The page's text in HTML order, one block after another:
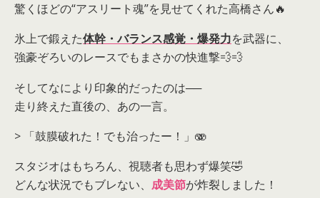
驚くほどの“アスリート魂”を見せてくれた高橋さん🔥
氷上で鍛えた体幹・バランス感覚・爆発力を武器に、
強豪ぞろいのレースでもまさかの快進撃💨💨
そしてなにより印象的だったのは──
走り終えた直後の、あの一言。
> 「鼓膜破れた！でも治ったー！」🫨
スタジオはもちろん、視聴者も思わず爆笑🤣
どんな状況でもブレない、 成美節が炸裂しました！